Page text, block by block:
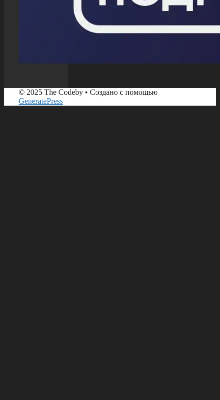
© 2025 The Codeby • Создано с помощью
GeneratePress